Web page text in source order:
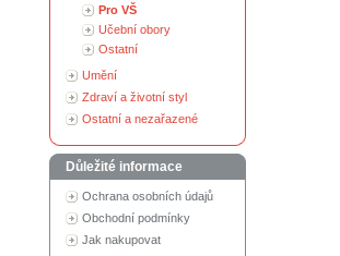
Pro VŠ
Učební obory
Ostatní
Umění
Zdraví a životní styl
Ostatní a nezařazené
Důležité informace
Ochrana osobních údajů
Obchodní podmínky
Jak nakupovat